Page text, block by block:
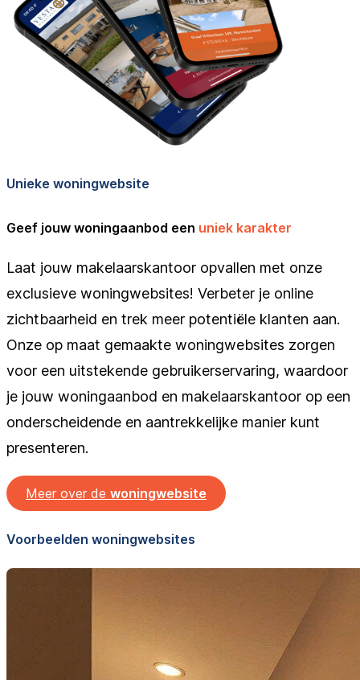
Unieke woningwebsite
Geef jouw woningaanbod een uniek karakter
Laat jouw makelaarskantoor opvallen met onze
exclusieve woningwebsites! Verbeter je online
zichtbaarheid en trek meer potentiële klanten aan.
Onze op maat gemaakte woningwebsites zorgen
voor een uitstekende gebruikerservaring, waardoor
je jouw woningaanbod en makelaarskantoor op een
onderscheidende en aantrekkelijke manier kunt
presenteren.
Meer over de woningwebsite
Voorbeelden woningwebsites